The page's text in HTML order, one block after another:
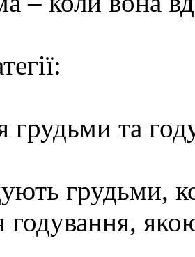
грудьми та
грудьми,
годування,